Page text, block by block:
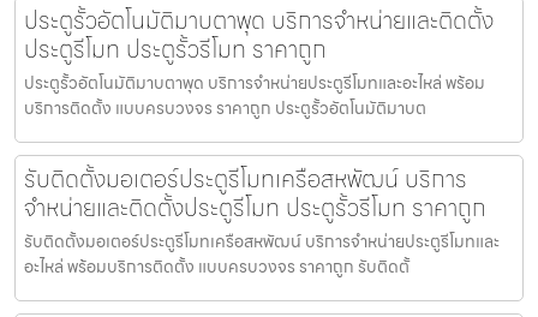
ประตูรั้วอัตโนมัติมาบตาพุด บริการจำหน่ายและติดตั้ง
ประตูรีโมท ประตูรั้วรีโมท ราคาถูก
ประตูรั้วอัตโนมัติมาบตาพุด บริการจำหน่ายประตูรีโมทและอะไหล่ พร้อม
บริการติดตั้ง แบบครบวงจร ราคาถูก ประตูรั้วอัตโนมัติมาบต
รับติดตั้งมอเตอร์ประตูรีโมทเครือสหพัฒน์ บริการ
จำหน่ายและติดตั้งประตูรีโมท ประตูรั้วรีโมท ราคาถูก
รับติดตั้งมอเตอร์ประตูรีโมทเครือสหพัฒน์ บริการจำหน่ายประตูรีโมทและ
อะไหล่ พร้อมบริการติดตั้ง แบบครบวงจร ราคาถูก รับติดตั้